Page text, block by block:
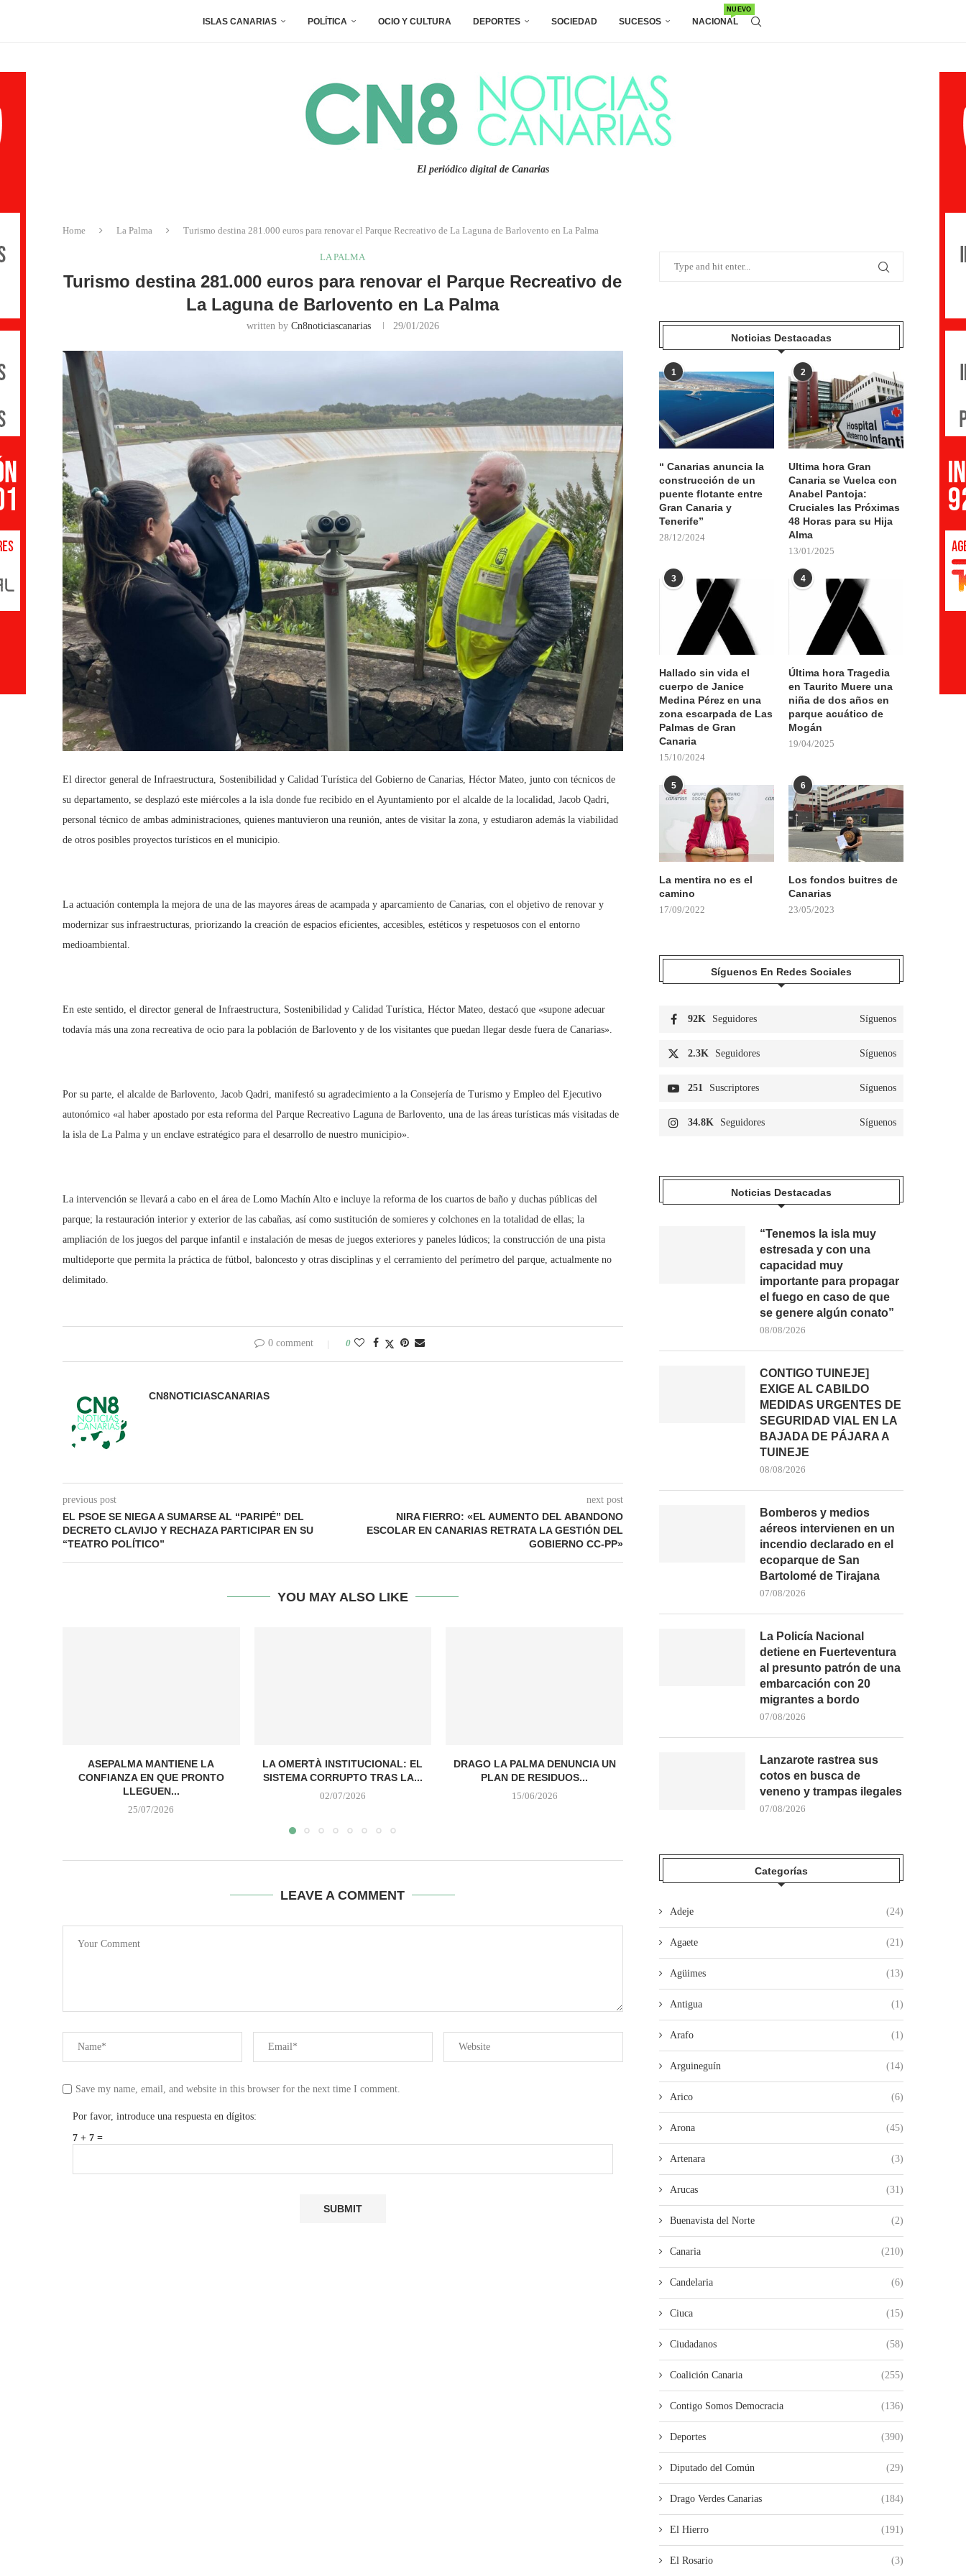
ISLAS CANARIAS POLÍTICA OCIO Y CULTURA DEPORTES SOCIEDAD SUCESOS NACIONAL
NUEVO
El periódico digital de Canarias
Home La Palma Turismo destina 281.000 euros para renovar el Parque Recreativo de La Laguna de Barlovento en La Palma
LA PALMA
Turismo destina 281.000 euros para renovar el Parque Recreativo de
La Laguna de Barlovento en La Palma
written by Cn8noticiascanarias 29/01/2026
El director general de Infraestructura, Sostenibilidad y Calidad Turística del Gobierno de Canarias, Héctor Mateo, junto con técnicos de
su departamento, se desplazó este miércoles a la isla donde fue recibido en el Ayuntamiento por el alcalde de la localidad, Jacob Qadri,
personal técnico de ambas administraciones, quienes mantuvieron una reunión, antes de visitar la zona, y estudiaron además la viabilidad
de otros posibles proyectos turísticos en el municipio.
La actuación contempla la mejora de una de las mayores áreas de acampada y aparcamiento de Canarias, con el objetivo de renovar y
modernizar sus infraestructuras, priorizando la creación de espacios eficientes, accesibles, estéticos y respetuosos con el entorno
medioambiental.
En este sentido, el director general de Infraestructura, Sostenibilidad y Calidad Turística, Héctor Mateo, destacó que «supone adecuar
todavía más una zona recreativa de ocio para la población de Barlovento y de los visitantes que puedan llegar desde fuera de Canarias».
Por su parte, el alcalde de Barlovento, Jacob Qadri, manifestó su agradecimiento a la Consejería de Turismo y Empleo del Ejecutivo
autonómico «al haber apostado por esta reforma del Parque Recreativo Laguna de Barlovento, una de las áreas turísticas más visitadas de
la isla de La Palma y un enclave estratégico para el desarrollo de nuestro municipio».
La intervención se llevará a cabo en el área de Lomo Machín Alto e incluye la reforma de los cuartos de baño y duchas públicas del
parque; la restauración interior y exterior de las cabañas, así como sustitución de somieres y colchones en la totalidad de ellas; la
ampliación de los juegos del parque infantil e instalación de mesas de juegos exteriores y paneles lúdicos; la construcción de una pista
multideporte que permita la práctica de fútbol, baloncesto y otras disciplinas y el cerramiento del perímetro del parque, actualmente no
delimitado.
0 comment 0
CN8NOTICIASCANARIAS
previous post
EL PSOE SE NIEGA A SUMARSE AL “PARIPÉ” DEL
DECRETO CLAVIJO Y RECHAZA PARTICIPAR EN SU
“TEATRO POLÍTICO”
next post
NIRA FIERRO: «EL AUMENTO DEL ABANDONO
ESCOLAR EN CANARIAS RETRATA LA GESTIÓN DEL
GOBIERNO CC-PP»
YOU MAY ALSO LIKE
ASEPALMA MANTIENE LA
CONFIANZA EN QUE PRONTO
LLEGUEN...
25/07/2026
LA OMERTÀ INSTITUCIONAL: EL
SISTEMA CORRUPTO TRAS LA...
02/07/2026
DRAGO LA PALMA DENUNCIA UN
PLAN DE RESIDUOS...
15/06/2026
EL PAPA RECIBE ‘LAS OTRAS
HISTORIAS DEL VOLCÁN’,...
UN HOMBRE DE 32 AÑOS
07/06/2026
LEAVE A COMMENT
Save my name, email, and website in this browser for the next time I comment.
Por favor, introduce una respuesta en dígitos:
7 + 7 =
Noticias Destacadas
1
“ Canarias anuncia la
construcción de un
puente flotante entre
Gran Canaria y
Tenerife”
28/12/2024
2
Ultima hora Gran
Canaria se Vuelca con
Anabel Pantoja:
Cruciales las Próximas
48 Horas para su Hija
Alma
13/01/2025
3
Hallado sin vida el
cuerpo de Janice
Medina Pérez en una
zona escarpada de Las
Palmas de Gran
Canaria
15/10/2024
4
Última hora Tragedia
en Taurito Muere una
niña de dos años en
parque acuático de
Mogán
19/04/2025
5
La mentira no es el
camino
17/09/2022
6
Los fondos buitres de
Canarias
23/05/2023
Síguenos En Redes Sociales
92K Seguidores Síguenos
2.3K Seguidores Síguenos
251 Suscriptores Síguenos
34.8K Seguidores Síguenos
Noticias Destacadas
“Tenemos la isla muy
estresada y con una
capacidad muy
importante para propagar
el fuego en caso de que
se genere algún conato”
08/08/2026
CONTIGO TUINEJE]
EXIGE AL CABILDO
MEDIDAS URGENTES DE
SEGURIDAD VIAL EN LA
BAJADA DE PÁJARA A
TUINEJE
08/08/2026
Bomberos y medios
aéreos intervienen en un
incendio declarado en el
ecoparque de San
Bartolomé de Tirajana
07/08/2026
La Policía Nacional
detiene en Fuerteventura
al presunto patrón de una
embarcación con 20
migrantes a bordo
07/08/2026
Lanzarote rastrea sus
cotos en busca de
veneno y trampas ilegales
07/08/2026
Categorías
Adeje (24)
Agaete (21)
Agüimes (13)
Antigua (1)
Arafo (1)
Arguineguín (14)
Arico (6)
Arona (45)
Artenara (3)
Arucas (31)
Buenavista del Norte (2)
Canaria (210)
Candelaria (6)
Ciuca (15)
Ciudadanos (58)
Coalición Canaria (255)
Contigo Somos Democracia (136)
Deportes (390)
Diputado del Común (29)
Drago Verdes Canarias (184)
El Hierro (191)
El Rosario (3)